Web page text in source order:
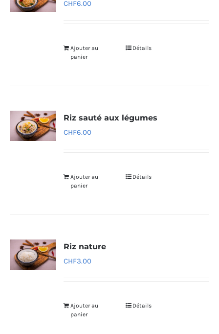
CHF6.00
Ajouter au
panier
Détails
Riz sauté aux légumes
CHF6.00
Ajouter au
panier
Détails
Riz nature
CHF3.00
Ajouter au
panier
Détails